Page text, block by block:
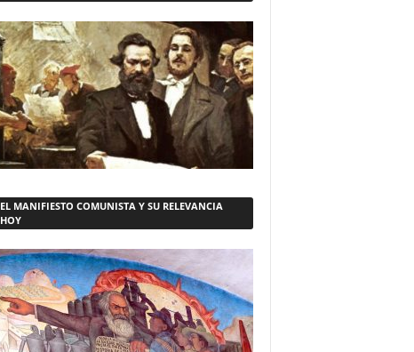
EL MANIFIESTO COMUNISTA Y SU RELEVANCIA
HOY